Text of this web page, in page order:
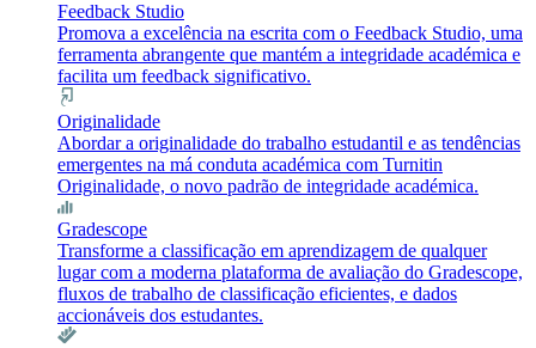
Feedback Studio
Promova a excelência na escrita com o Feedback Studio, uma
ferramenta abrangente que mantém a integridade académica e
facilita um feedback significativo.
Originalidade
Abordar a originalidade do trabalho estudantil e as tendências
emergentes na má conduta académica com Turnitin
Originalidade, o novo padrão de integridade académica.
Gradescope
Transforme a classificação em aprendizagem de qualquer
lugar com a moderna plataforma de avaliação do Gradescope,
fluxos de trabalho de classificação eficientes, e dados
accionáveis dos estudantes.